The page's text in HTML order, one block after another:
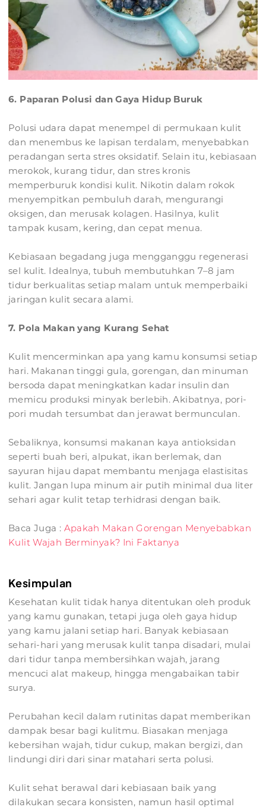
6. Paparan Polusi dan Gaya Hidup Buruk
Polusi udara dapat menempel di permukaan kulit
dan menembus ke lapisan terdalam, menyebabkan
peradangan serta stres oksidatif. Selain itu, kebiasaan
merokok, kurang tidur, dan stres kronis
memperburuk kondisi kulit. Nikotin dalam rokok
menyempitkan pembuluh darah, mengurangi
oksigen, dan merusak kolagen. Hasilnya, kulit
tampak kusam, kering, dan cepat menua.
Kebiasaan begadang juga mengganggu regenerasi
sel kulit. Idealnya, tubuh membutuhkan 7–8 jam
tidur berkualitas setiap malam untuk memperbaiki
jaringan kulit secara alami.
7. Pola Makan yang Kurang Sehat
Kulit mencerminkan apa yang kamu konsumsi setiap
hari. Makanan tinggi gula, gorengan, dan minuman
bersoda dapat meningkatkan kadar insulin dan
memicu produksi minyak berlebih. Akibatnya, pori-
pori mudah tersumbat dan jerawat bermunculan.
Sebaliknya, konsumsi makanan kaya antioksidan
seperti buah beri, alpukat, ikan berlemak, dan
sayuran hijau dapat membantu menjaga elastisitas
kulit. Jangan lupa minum air putih minimal dua liter
sehari agar kulit tetap terhidrasi dengan baik.
Baca Juga : Apakah Makan Gorengan Menyebabkan
Kulit Wajah Berminyak? Ini Faktanya
Kesimpulan
Kesehatan kulit tidak hanya ditentukan oleh produk
yang kamu gunakan, tetapi juga oleh gaya hidup
yang kamu jalani setiap hari. Banyak kebiasaan
sehari-hari yang merusak kulit tanpa disadari, mulai
dari tidur tanpa membersihkan wajah, jarang
mencuci alat makeup, hingga mengabaikan tabir
surya.
Perubahan kecil dalam rutinitas dapat memberikan
dampak besar bagi kulitmu. Biasakan menjaga
kebersihan wajah, tidur cukup, makan bergizi, dan
lindungi diri dari sinar matahari serta polusi.
Kulit sehat berawal dari kebiasaan baik yang
dilakukan secara konsisten, namun hasil optimal